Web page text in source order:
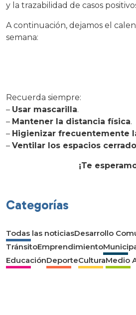
y la trazabilidad de casos
A continuación, dejamos el
semana:
Recuerda siempre:
– Usar mascarilla.
– Mantener la distancia física.
– Higienizar frecuentemente
– Ventilar los espacios
¡Te
Categorías
Todas las noticiasDesarrollo
TránsitoEmprendimiento
EducaciónDeporteCulturaMedio